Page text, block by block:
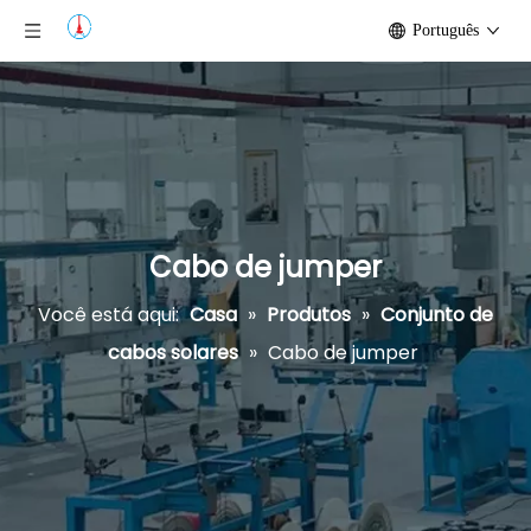
Português
Cabo de jumper
Você está aqui: Casa » Produtos » Conjunto de
cabos solares » Cabo de jumper